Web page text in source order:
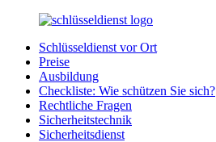
Zurück
Inhalt
SchluesseldienstDirekt.de
Ihre
Notlage
wird
gelöst!
Schlüsseldienst vor Ort
Preise
Ausbildung
Checkliste: Wie schützen Sie sich?
Rechtliche Fragen
Sicherheitstechnik
Sicherheitsdienst